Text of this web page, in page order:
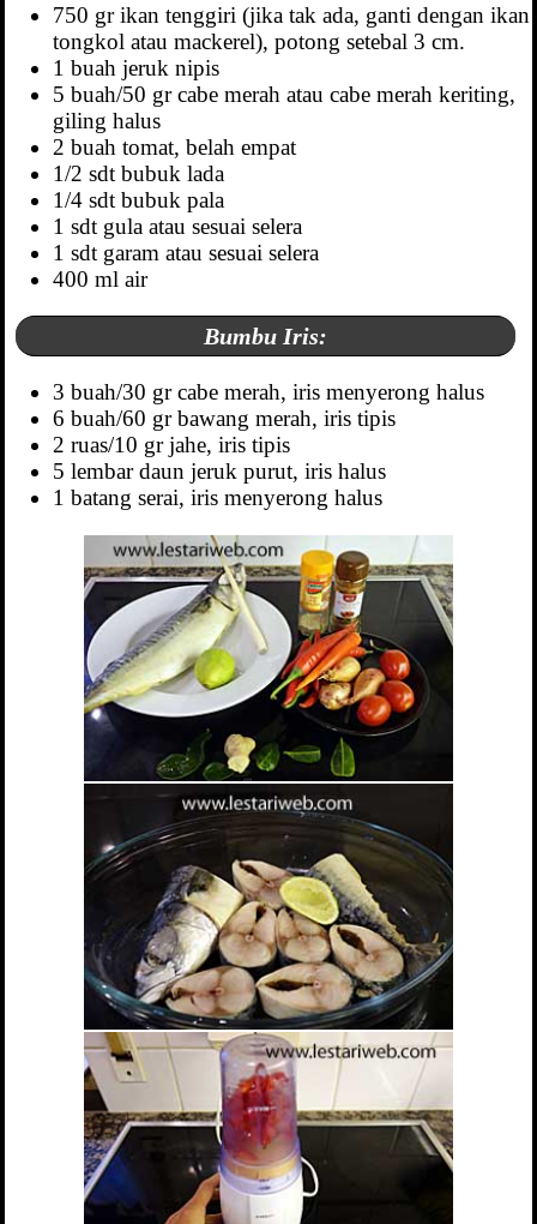
750 gr ikan tenggiri (jika tak ada, ganti dengan ikan
tongkol atau mackerel), potong setebal 3 cm.
1 buah jeruk nipis
5 buah/50 gr cabe merah atau cabe merah keriting,
giling halus
2 buah tomat, belah empat
1/2 sdt bubuk lada
1/4 sdt bubuk pala
1 sdt gula atau sesuai selera
1 sdt garam atau sesuai selera
400 ml air
Bumbu Iris:
3 buah/30 gr cabe merah, iris menyerong halus
6 buah/60 gr bawang merah, iris tipis
2 ruas/10 gr jahe, iris tipis
5 lembar daun jeruk purut, iris halus
1 batang serai, iris menyerong halus